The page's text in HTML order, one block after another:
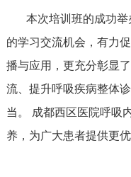
本次培训班的成功
的学习交流机会，有力
播与应用，更充分彰显
流、提升呼吸疾病整体
当。 成都西区医院呼吸
养，为广大患者提供更